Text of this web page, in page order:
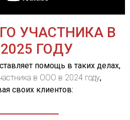
УЧАСТНИКА В
ГОДУ
помощь в таких делах,
в ООО в 2024 году,
своих клиентов: